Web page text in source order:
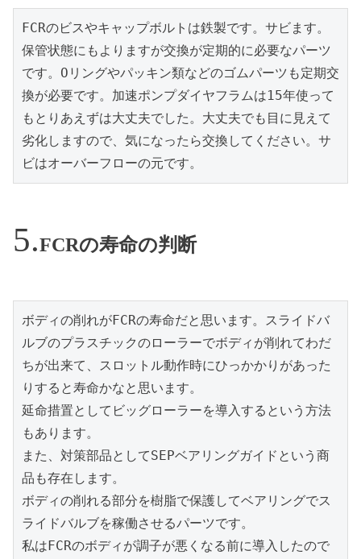
FCRのビスやキャップボルトは鉄製です。サビます。
保管状態にもよりますが交換が定期的に必要なパーツ
です。Oリングやパッキン類などのゴムパーツも定期交
換が必要です。加速ポンプダイヤフラムは15年使って
もとりあえずは大丈夫でした。大丈夫でも目に見えて
劣化しますので、気になったら交換してください。サ
ビはオーバーフローの元です。
FCRの寿命の判断
ボディの削れがFCRの寿命だと思います。スライドバ
ルブのプラスチックのローラーでボディが削れてわだ
ちが出来て、スロットル動作時にひっかかりがあった
りすると寿命かなと思います。
延命措置としてビッグローラーを導入するという方法
もあります。
また、対策部品としてSEPベアリングガイドという商
品も存在します。
ボディの削れる部分を樹脂で保護してベアリングでス
ライドバルブを稼働させるパーツです。
私はFCRのボディが調子が悪くなる前に導入したので